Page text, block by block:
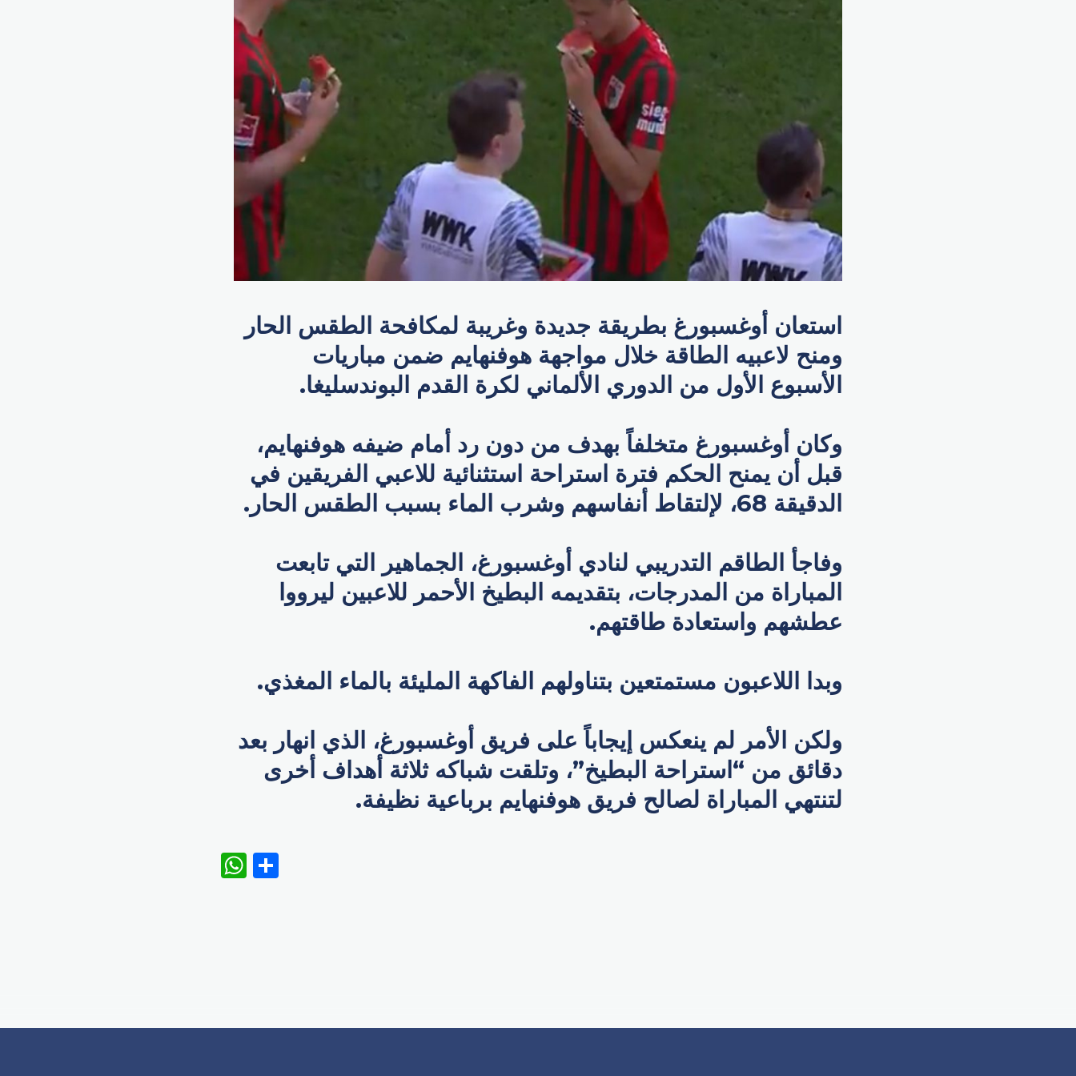
استعان أوغسبورغ بطريقة جديدة وغريبة لمكافحة الطقس الحار
ومنح لاعبيه الطاقة خلال مواجهة هوفنهايم ضمن مباريات
الأسبوع الأول من الدوري الألماني لكرة القدم البوندسليغا.
وكان أوغسبورغ متخلفاً بهدف من دون رد أمام ضيفه هوفنهايم،
قبل أن يمنح الحكم فترة استراحة استثنائية للاعبي الفريقين في
الدقيقة 68، لإلتقاط أنفاسهم وشرب الماء بسبب الطقس الحار.
وفاجأ الطاقم التدريبي لنادي أوغسبورغ، الجماهير التي تابعت
المباراة من المدرجات، بتقديمه البطيخ الأحمر للاعبين ليرووا
عطشهم واستعادة طاقتهم.
وبدا اللاعبون مستمتعين بتناولهم الفاكهة المليئة بالماء المغذي.
ولكن الأمر لم ينعكس إيجاباً على فريق أوغسبورغ، الذي انهار بعد
دقائق من “استراحة البطيخ”، وتلقت شباكه ثلاثة أهداف أخرى
لتنتهي المباراة لصالح فريق هوفنهايم برباعية نظيفة.
WhatsApp